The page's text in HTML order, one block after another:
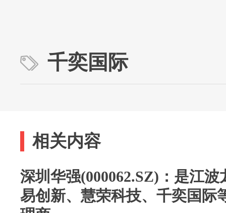
千奕国际
相关内容
深圳华强(000062.SZ)：是江
易创新、慧荣科技、千奕国际